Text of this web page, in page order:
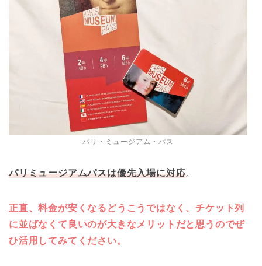
パリ・ミュージアム・パス
パリミュージアムパスは優先入場に対応。
正直、料金が安くなるどうこうではなく、チケット列
に並ばなくて良いのが大きなメリットだと思うのでぜ
ひ活用してみてください。